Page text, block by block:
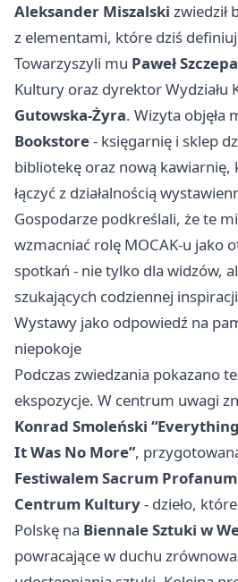
Aleksander Miszalski zwiedził
z elementami, które dziś
Towarzyszyli mu Paweł
Kultury oraz dyrektor Wydziału
Gutowska-Żyra. Wizyta objęła
Bookstore- księgarnię i sklep
bibliotekę oraz nową kawiarnię,
łączyć z działalnością
Gospodarze podkreślali, że te
wzmacniać rolę MOCAK-u jako
spotkań - nie tylko dla widzów,
szukających codziennej
Wystawy jako odpowiedź na
niepokoje
Podczas zwiedzania pokazano
ekspozycje. W centrum uwagi
Konrad Smoleński
It Was No More”,
Festiwalem Sacrum Profanum
Centrum Kultury- dzieło,
Polskę na Biennale Sztuki w
powracające w duchu